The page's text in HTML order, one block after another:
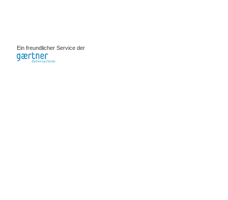
Ein freundlicher Service der